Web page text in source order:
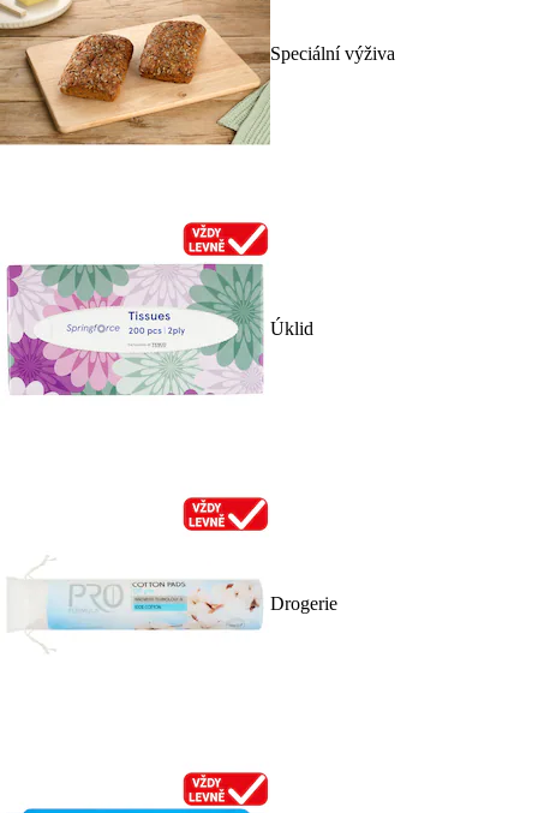
Speciální výživa
Úklid
Drogerie